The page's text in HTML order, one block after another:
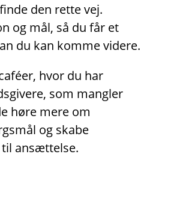
den rette vej.
og mål, så du får et
du kan komme videre.
hvor du har
som mangler
høre mere om
og skabe
ansættelse.